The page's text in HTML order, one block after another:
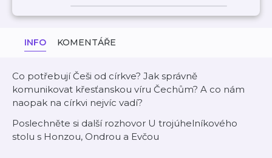
INFO KOMENTÁŘE
Co potřebují Češi od církve? Jak správně
komunikovat křesťanskou víru Čechům? A co nám
naopak na církvi nejvíc vadí?
Poslechněte si další rozhovor U trojúhelníkového
stolu s Honzou, Ondrou a Evčou